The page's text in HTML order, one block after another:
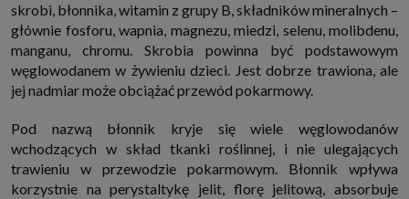
skrobi, błonnika, witamin z grupy B, składników mineralnych –
głównie fosforu, wapnia, magnezu, miedzi, selenu, molibdenu,
manganu, chromu. Skrobia powinna być podstawowym
węglowodanem w żywieniu dzieci. Jest dobrze trawiona, ale
jej nadmiar może obciążać przewód pokarmowy.
Pod nazwą błonnik kryje się wiele węglowodanów
wchodzących w skład tkanki roślinnej, i nie ulegających
trawieniu w przewodzie pokarmowym. Błonnik wpływa
korzystnie na perystaltykę jelit, florę jelitową, absorbuje